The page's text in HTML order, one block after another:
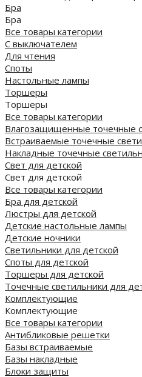
Бра
Бра
Все товары категории
С выключателем
Для чтения
Споты
Настольные лампы
Торшеры
Торшеры
Все товары категории
Влагозащищенные точечные
Встраиваемые точечные
Накладные точечные
Свет для детской
Свет для детской
Все товары категории
Бра для детской
Люстры для детской
Детские настольные лампы
Детские ночники
Светильники для детской
Споты для детской
Торшеры для детской
Точечные светильники для
Комплектующие
Комплектующие
Все товары категории
Антибликовые решетки
Базы встраиваемые
Базы накладные
Блоки защиты